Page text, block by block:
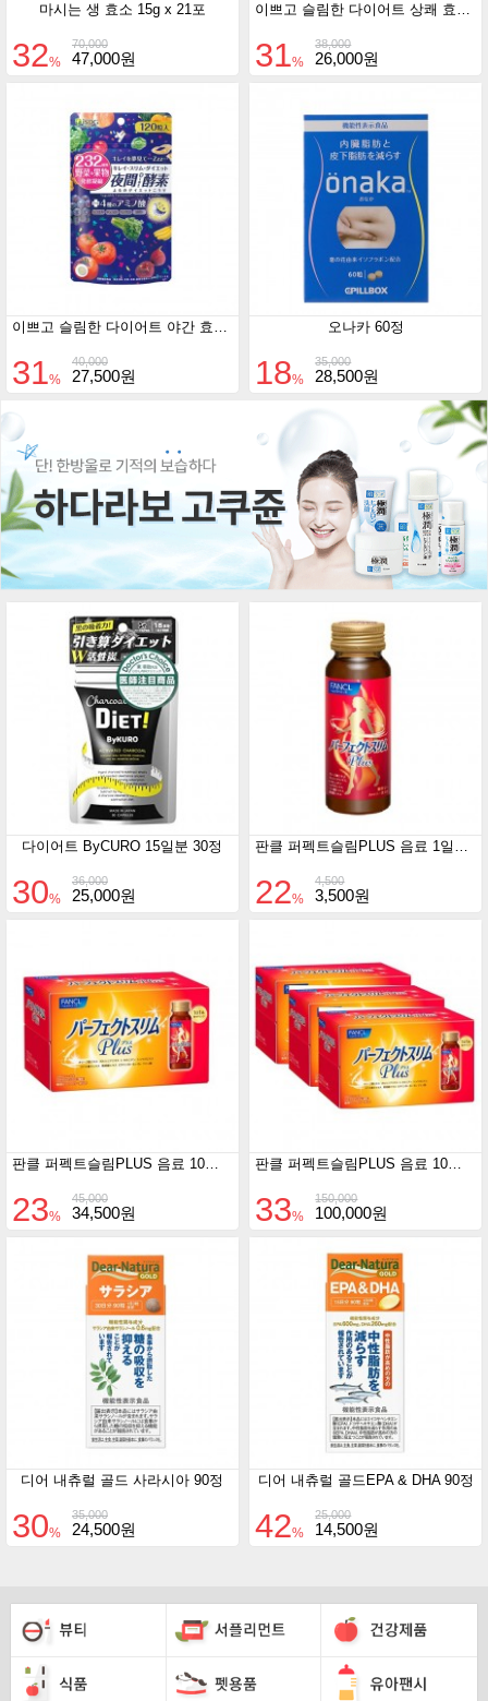
마시는 생 효소 15g x 21포
70,000
32% 47,000원
이쁘고 슬림한 다이어트 상쾌 효소 120정
38,000
31% 26,000원
40,000
31% 27,500원
오나카 60정
35,000
18% 28,500원
다이어트 ByCURO 15일분 30정
36,000
30% 25,000원
4,500
22% 3,500원
45,000
23% 34,500원
150,000
33% 100,000원
디어 내츄럴 골드 사라시아 90정
35,000
30% 24,500원
디어 내츄럴 골드EPA & DHA 90정
25,000
42% 14,500원